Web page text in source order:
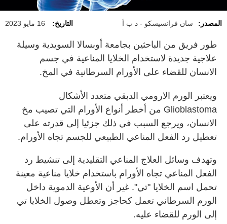
المصدر: سان فرانسيسكو - د ب أ التاريخ: 16 مايو 2023
طور فريق من الباحثين بجامعة أوبسالا السويدية وسيلة
علاجية جديدة لاستخدام الخلايا المناعية في جسم
الانسان للقضاء على الأورام السرطانية في المخ.
ويعتبر الورم الارومي الدبقي متعدد الأشكال
Glioblastoma من أخطر أنواع الأورام التي تصيب مخ
الانسان، ويرجع السبب في ذلك جزئيا إلى قدرته على
تعطيل رد الفعل المناعي الطبيعي للجسم تجاه الأورام.
وتهدف وسائل العلاج المناعي التقليدية إلى تنشيط رد
الفعل المناعي تجاه الأورام باستخدام خلايا مناعية معينة
تحمل اسم الخلايا "تي". غير أن الأوعية الدموية داخل
الورم السرطاني تعمل كحاجز وتعطل وصول الخلايا تي
إلى الورم للقضاء عليه.